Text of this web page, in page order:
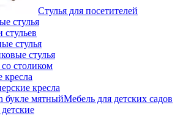
Стулья для посетителей
стулья
стулья
стулья
столиком
кресла
кресла
Мебель для детских садов